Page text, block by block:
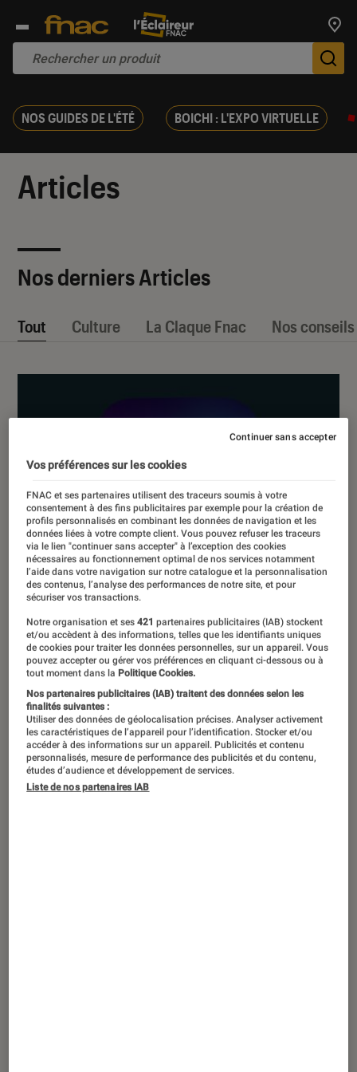
NOS GUIDES DE L'ÉTÉ BOICHI : L'EXPO VIRTUELLE
Articles
Nos derniers Articles
Tout Culture La Claque Fnac Nos conseils
iPhone : les 5 fonctionnalités qui
rendent Siri indispensable
DÉCRYPTAGE
Smartphones • 27 oct. 2017
Vos préférences sur les cookies
FNAC et ses partenaires utilisent des traceurs soumis à votre
consentement à des fins publicitaires par exemple pour la création de
profils personnalisés en combinant les données de navigation et les
données liées à votre compte client. Vous pouvez refuser les traceurs
via le lien "continuer sans accepter" à l’exception des cookies
nécessaires au fonctionnement optimal de nos services notamment
l’aide dans votre navigation sur notre catalogue et la personnalisation
des contenus, l’analyse des performances de notre site, et pour
sécuriser vos transactions.
Notre organisation et ses421 partenaires publicitaires (IAB) stockent
et/ou accèdent à des informations, telles que les identifiants uniques
de cookies pour traiter les données personnelles, sur un appareil. Vous
pouvez accepter ou gérer vos préférences en cliquant ci-dessous ou à
tout moment dans la Politique Cookies.
Nos partenaires publicitaires (IAB) traitent des données selon les
finalités suivantes :
Utiliser des données de géolocalisation précises. Analyser activement
les caractéristiques de l’appareil pour l’identification. Stocker et/ou
accéder à des informations sur un appareil. Publicités et contenu
personnalisés, mesure de performance des publicités et du contenu,
études d’audience et développement de services.
Liste de nos partenaires IAB
Continuer sans accepter